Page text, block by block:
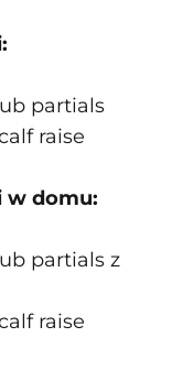
partials
raise
w domu:
partials z
raise